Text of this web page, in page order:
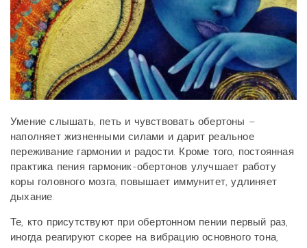
Умение слышать, петь и чувствовать обертоны –
наполняет жизненными силами и дарит реальное
переживание гармонии и радости. Кроме того, постоянная
практика пения гармоник-обертонов улучшает работу
коры головного мозга, повышает иммунитет, удлиняет
дыхание.
Те, кто присутствуют при обертонном пении первый раз,
иногда реагируют скорее на вибрацию основного тона,